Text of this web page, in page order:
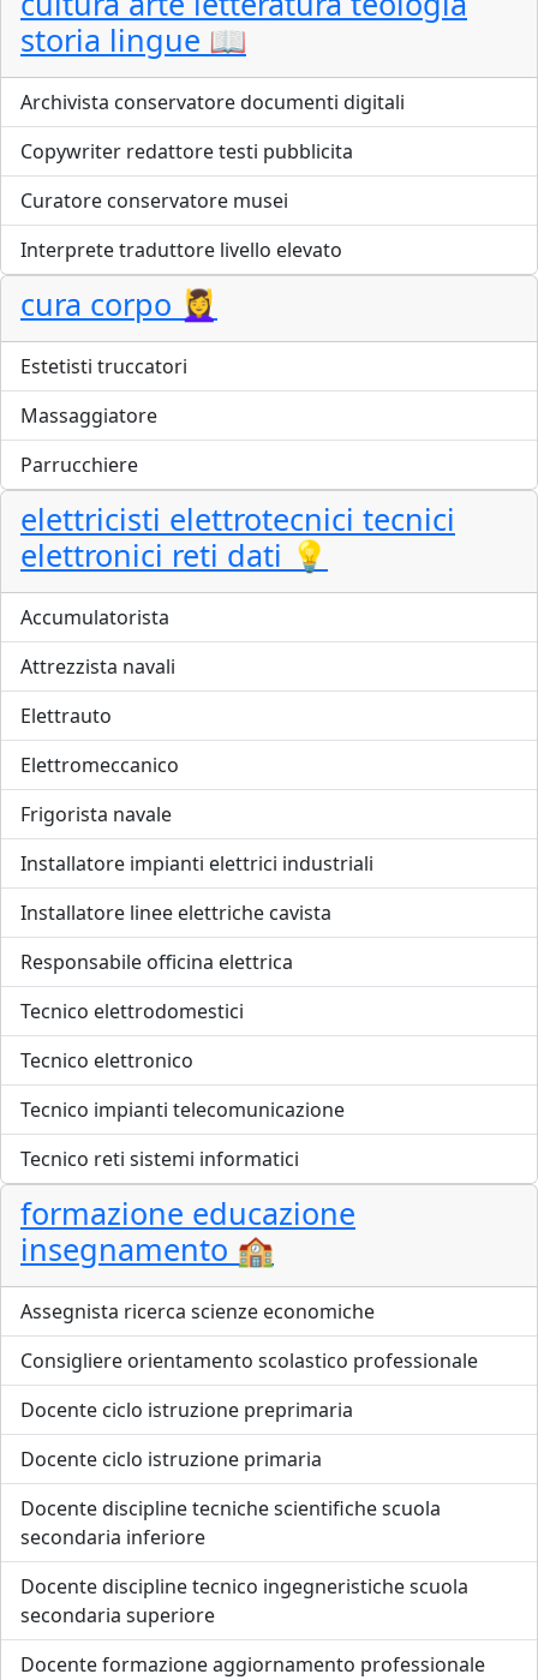
storia lingue 📖
Archivista conservatore documenti digitali
Copywriter redattore testi pubblicita
Curatore conservatore musei
Interprete traduttore livello elevato
cura corpo 💆‍♀️
Estetisti truccatori
Massaggiatore
Parrucchiere
elettricisti elettrotecnici tecnici
elettronici reti dati 💡
Accumulatorista
Attrezzista navali
Elettrauto
Elettromeccanico
Frigorista navale
Installatore impianti elettrici industriali
Installatore linee elettriche cavista
Responsabile officina elettrica
Tecnico elettrodomestici
Tecnico elettronico
Tecnico impianti telecomunicazione
Tecnico reti sistemi informatici
formazione educazione
insegnamento 🏫
Assegnista ricerca scienze economiche
Consigliere orientamento scolastico professionale
Docente ciclo istruzione preprimaria
Docente ciclo istruzione primaria
Docente discipline tecniche scientifiche scuola
secondaria inferiore
Docente discipline tecnico ingegneristiche scuola
secondaria superiore
Docente formazione aggiornamento professionale